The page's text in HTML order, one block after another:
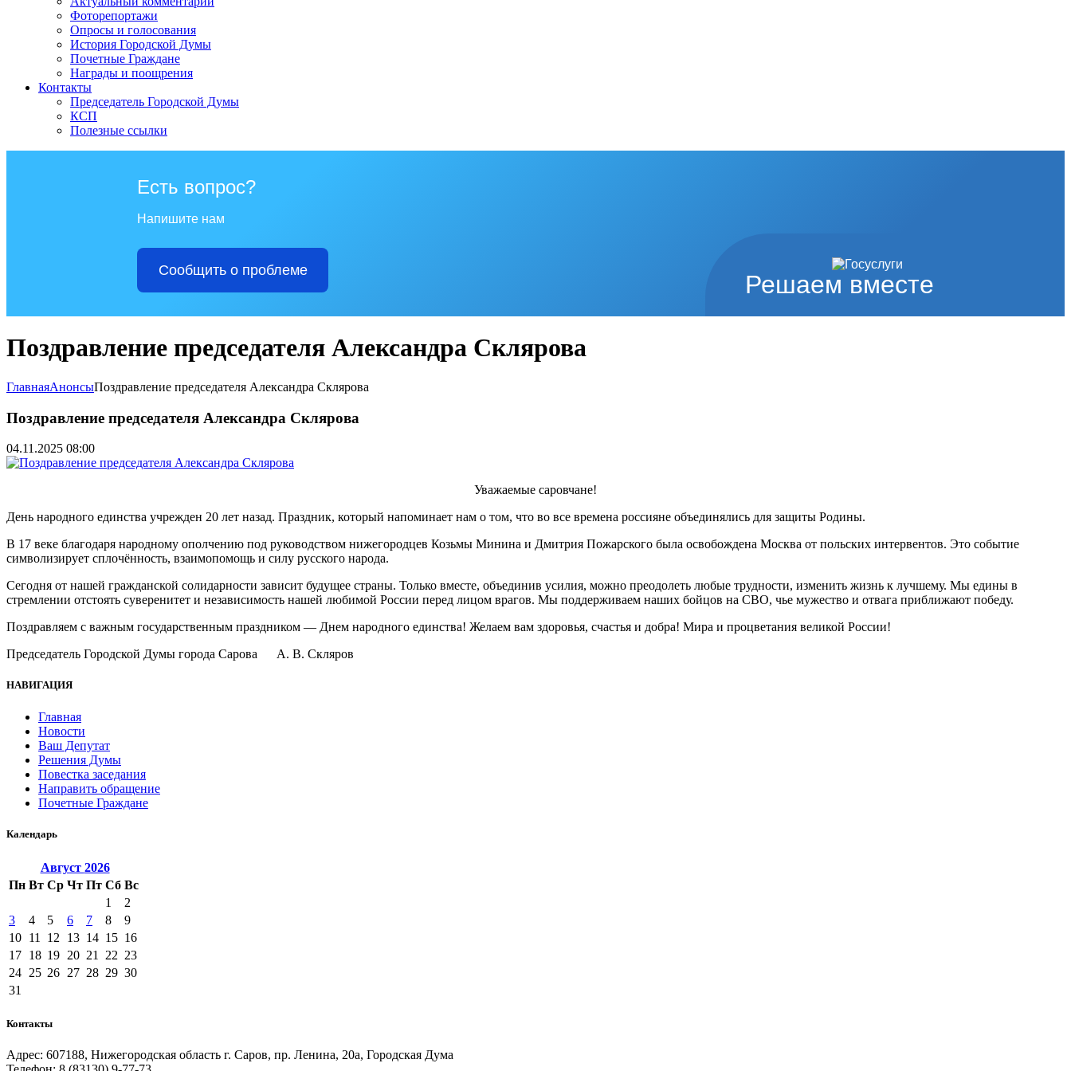
Фоторепортажи
Опросы и голосования
История Городской Думы
Почетные Граждане
Награды и поощрения
Контакты
Председатель Городской Думы
КСП
Полезные ссылки
Решаем вместе
Есть вопрос?
Напишите нам
Сообщить о проблеме
Поздравление председателя Александра Склярова
ГлавнаяАнонсыПоздравление председателя Александра Склярова
Поздравление председателя Александра Склярова
04.11.2025 08:00
Уважаемые саровчане!
День народного единства учрежден 20 лет назад. Праздник, который напоминает нам о том, что во все времена россияне объединялись для защиты Родины.
В 17 веке благодаря народному ополчению под руководством нижегородцев Козьмы Минина и Дмитрия Пожарского была освобождена Москва от польских интервентов. Это событие
символизирует сплочённость, взаимопомощь и силу русского народа.
Сегодня от нашей гражданской солидарности зависит будущее страны. Только вместе, объединив усилия, можно преодолеть любые трудности, изменить жизнь к лучшему. Мы едины в
стремлении отстоять суверенитет и независимость нашей любимой России перед лицом врагов. Мы поддерживаем наших бойцов на СВО, чье мужество и отвага приближают победу.
Поздравляем с важным государственным праздником — Днем народного единства! Желаем вам здоровья, счастья и добра! Мира и процветания великой России!
Председатель Городской Думы города Сарова А. В. Скляров
НАВИГАЦИЯ
Главная
Новости
Ваш Депутат
Решения Думы
Повестка заседания
Направить обращение
Почетные Граждане
Календарь
Август 2026
Пн Вт Ср Чт Пт Сб Вс
1
2
3
4 5 6 7 8
9
10 11 12 13 14 15 16
17 18 19 20 21 22 23
24 25 26 27 28 29 30
31
Контакты
Адрес: 607188, Нижегородская область г. Саров, пр. Ленина, 20а, Городская Дума